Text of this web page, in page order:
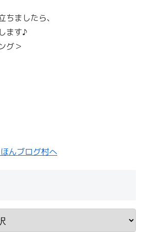
ちましたら、
ます♪
グ＞